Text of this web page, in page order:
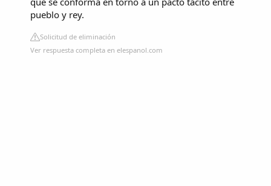
pueblo y rey.
Solicitud de eliminación
Ver respuesta completa en elespanol.com